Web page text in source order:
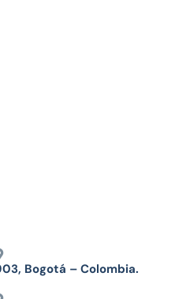
Bogotá – Colombia.